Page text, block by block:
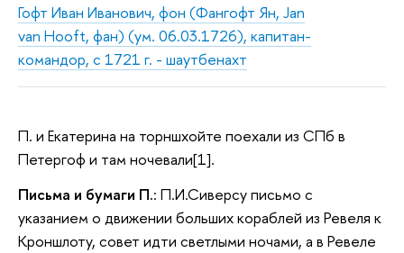
Гофт Иван Иванович, фон (Фангофт Ян, Jan
van Hooft, фан) (ум. 06.03.1726), капитан-
командор, с 1721 г. - шаутбенахт
П. и Екатерина на торншхойте поехали из СПб в
Петергоф и там ночевали[1].
Письма и бумаги П.: П.И.Сиверсу письмо с
указанием о движении больших кораблей из Ревеля к
Кроншлоту, совет идти светлыми ночами, а в Ревеле